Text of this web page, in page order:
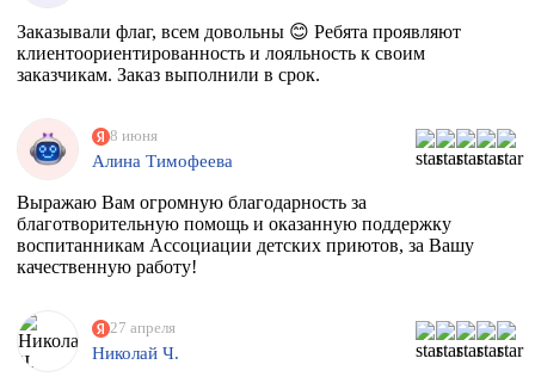
Заказывали флаг, всем довольны 😊 Ребята проявляют
клиентоориентированность и лояльность к своим
заказчикам. Заказ выполнили в срок.
8 июня
Алина Тимофеева
Выражаю Вам огромную благодарность за
благотворительную помощь и оказанную поддержку
воспитанникам Ассоциации детских приютов, за Вашу
качественную работу!
27 апреля
Николай Ч.